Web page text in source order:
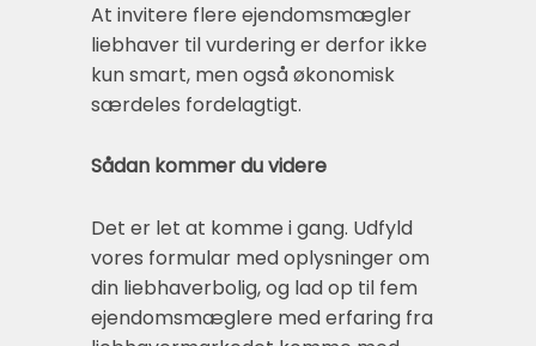
At invitere flere ejendomsmægler
liebhaver til vurdering er derfor ikke
kun smart, men også økonomisk
særdeles fordelagtigt.
Sådan kommer du videre
Det er let at komme i gang. Udfyld
vores formular med oplysninger om
din liebhaverbolig, og lad op til fem
ejendomsmæglere med erfaring fra